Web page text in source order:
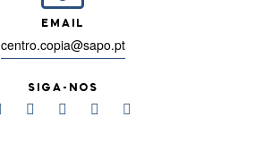
EMAIL
centro.copia@sapo.pt
SIGA-NOS